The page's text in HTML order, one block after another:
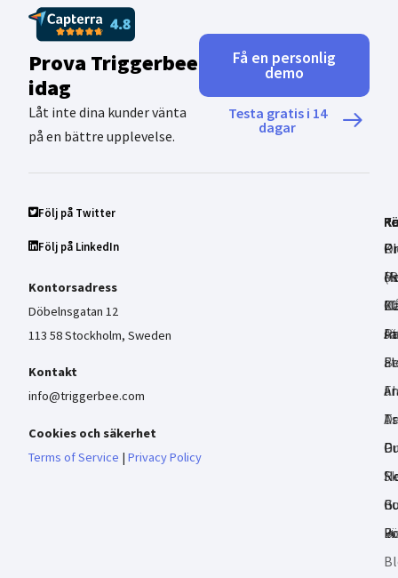
Prova Triggerbee
idag
Låt inte dina kunder vänta
på en bättre upplevelse.
Få en personlig
demo
Testa gratis i 14
dagar
Följ på Twitter
Följ på LinkedIn
Kontorsadress
Döbelnsgatan 12
113 58 Stockholm, Sweden
Kontakt
info@triggerbee.com
Cookies och säkerhet
Terms of Service | Privacy Policy
AI
🔥
20